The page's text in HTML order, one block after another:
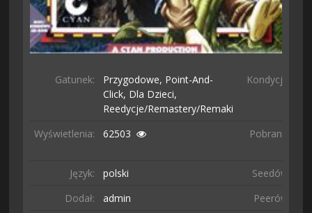
Gatunek: Przygodowe, Point-And-
Click, Dla Dzieci,
Reedycje/remastery/remaki
Kondycja:
Wyświetlenia: 62503 Pobrano:
Język:
polski Seedów:
Dodał:
admin Peerów: